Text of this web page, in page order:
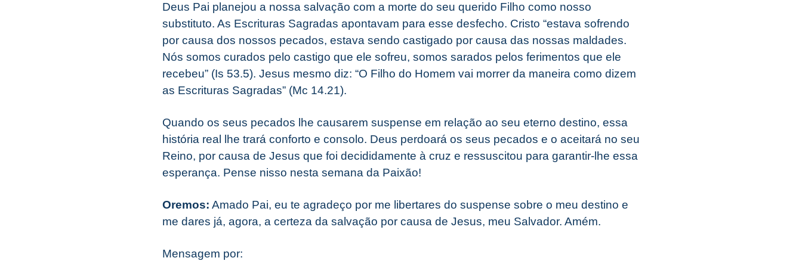
Deus Pai planejou a nossa salvação com a morte do seu querido Filho como nosso
substituto. As Escrituras Sagradas apontavam para esse desfecho. Cristo “estava sofrendo
por causa dos nossos pecados, estava sendo castigado por causa das nossas maldades.
Nós somos curados pelo castigo que ele sofreu, somos sarados pelos ferimentos que ele
recebeu” (Is 53.5). Jesus mesmo diz: “O Filho do Homem vai morrer da maneira como dizem
as Escrituras Sagradas” (Mc 14.21).
Quando os seus pecados lhe causarem suspense em relação ao seu eterno destino, essa
história real lhe trará conforto e consolo. Deus perdoará os seus pecados e o aceitará no seu
Reino, por causa de Jesus que foi decididamente à cruz e ressuscitou para garantir-lhe essa
esperança. Pense nisso nesta semana da Paixão!
Oremos: Amado Pai, eu te agradeço por me libertares do suspense sobre o meu destino e
me dares já, agora, a certeza da salvação por causa de Jesus, meu Salvador. Amém.
Mensagem por: